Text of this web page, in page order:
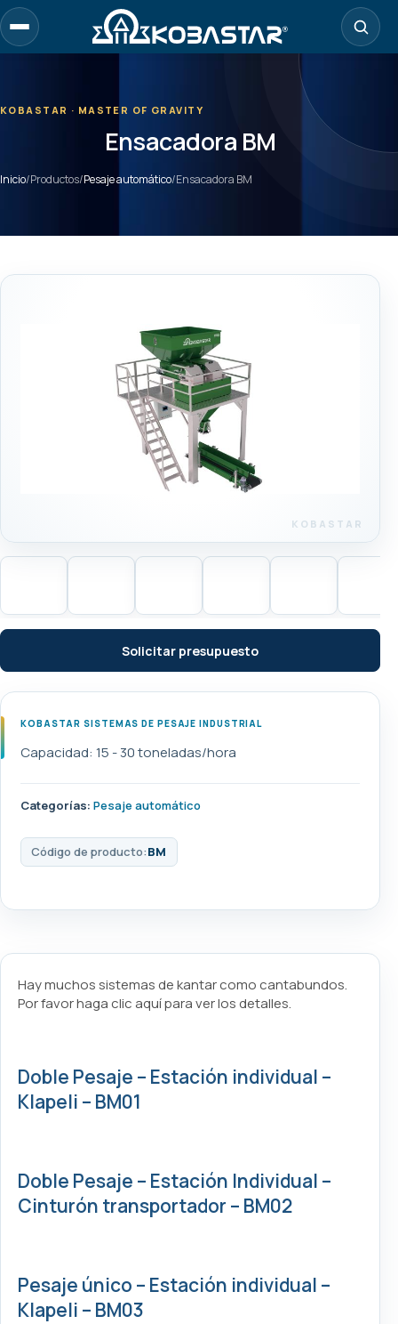
Ir
al
contenido
KOBASTAR · MASTER OF GRAVITY
Ensacadora BM
Inicio/Productos/Pesaje automático/Ensacadora BM
Solicitar presupuesto
KOBASTAR SISTEMAS DE PESAJE INDUSTRIAL
Capacidad: 15 - 30 toneladas/hora
Categorías: Pesaje automático
Código de producto:BM
Hay muchos sistemas de kantar como cantabundos.
Por favor haga clic aquí para ver los detalles.
Doble Pesaje – Estación individual –
Klapeli – BM01
Doble Pesaje – Estación Individual –
Cinturón transportador – BM02
Pesaje único – Estación individual –
Klapeli – BM03